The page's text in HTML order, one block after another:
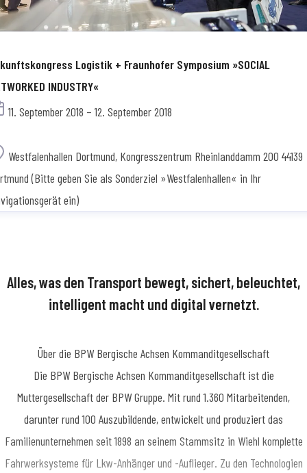
Logistik + Fraunhofer Symposium »SOCIAL
INDUSTRY«
Termin
11. September 2018 – 12. September 2018
Ort
Westfalenhallen Dortmund, Kongresszentrum Rheinlanddamm 200 44139
(Bitte geben Sie als Sonderziel »Westfalenhallen« in Ihr
ein)
Alles, was den Transport bewegt, sichert, beleuchtet,
intelligent macht und digital vernetzt.
Über die BPW Bergische Achsen Kommanditgesellschaft
​Die BPW Bergische Achsen Kommanditgesellschaft ist die
Muttergesellschaft der BPW Gruppe. Mit rund 1.360 Mitarbeitenden,
darunter rund 100 Auszubildende, entwickelt und produziert das
Familienunternehmen seit 1898 an seinem Stammsitz in Wiehl komplette
Fahrwerksysteme für Lkw-Anhänger und -Auflieger. Zu den Technologien